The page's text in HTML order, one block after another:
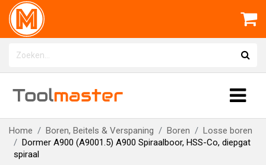
Toolmaster
Home Boren, Beitels & Verspaning Boren
Losse boren
Dormer A900 (A9001.5) A900 Spiraalboor, HSS-Co, diepgat
spiraal